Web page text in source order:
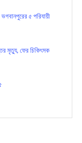
৫ পরিযায়ী
মৃত্যু, ফের চিকিৎসক